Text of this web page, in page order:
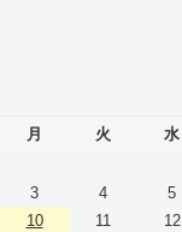
月 火 水
3
4 5
10
11 12